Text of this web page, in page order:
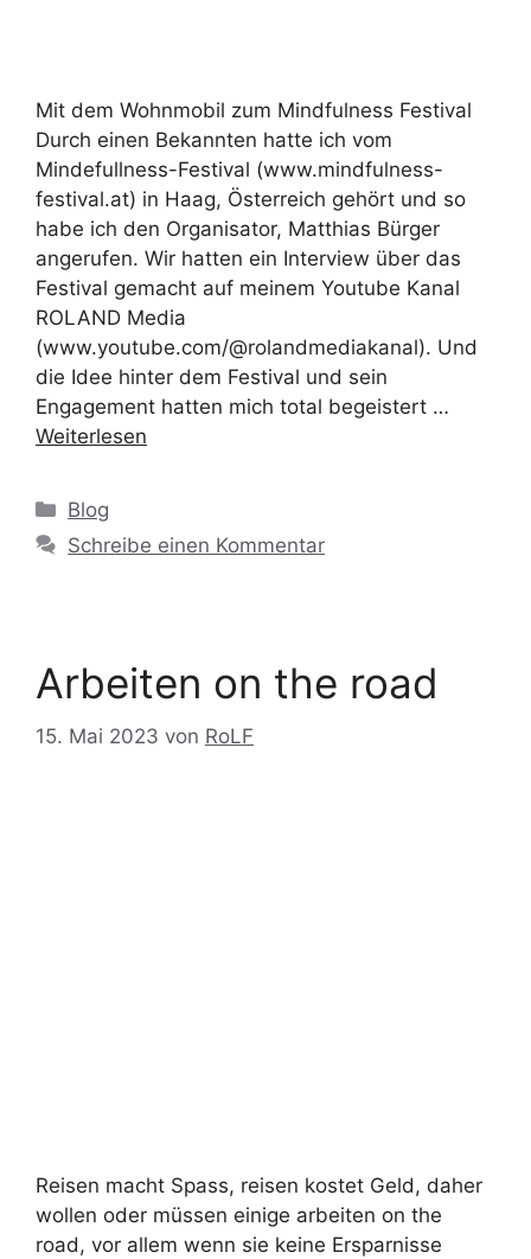
Mit dem Wohnmobil zum Mindfulness Festival
Durch einen Bekannten hatte ich vom
Mindefullness-Festival (www.mindfulness-
festival.at) in Haag, Österreich gehört und so
habe ich den Organisator, Matthias Bürger
angerufen. Wir hatten ein Interview über das
Festival gemacht auf meinem Youtube Kanal
ROLAND Media
(www.youtube.com/@rolandmediakanal). Und
die Idee hinter dem Festival und sein
Engagement hatten mich total begeistert …
Weiterlesen
Blog
Schreibe einen Kommentar
Arbeiten on the road
15. Mai 2023 von RoLF
Reisen macht Spass, reisen kostet Geld, daher
wollen oder müssen einige arbeiten on the
road, vor allem wenn sie keine Ersparnisse